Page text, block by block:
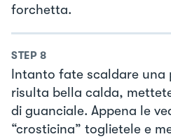
forchetta.
STEP 8
Intanto fate scaldare una
risulta bella calda,
di guanciale. Appena le
“crosticina” toglietele e